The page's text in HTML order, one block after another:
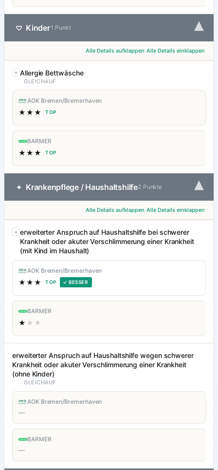
♡ Kinder1 Punkt ▾
Alle Details aufklappen Alle Details einklappen
Allergie Bettwäsche
GLEICHAUF
AOK Bremen/Bremerhaven
★★★ TOP
BARMER
★★★ TOP
✦ Krankenpflege / Haushaltshilfe2 Punkte ▾
Alle Details aufklappen Alle Details einklappen
erweiterter Anspruch auf Haushaltshilfe bei schwerer
Krankheit oder akuter Verschlimmerung einer Krankheit
(mit Kind im Haushalt)
AOK Bremen/Bremerhaven
★★★ TOP ✓ BESSER
BARMER
★ ★★
erweiterter Anspruch auf Haushaltshilfe wegen schwerer
Krankheit oder akuter Verschlimmerung einer Krankheit
(ohne Kinder)
GLEICHAUF
AOK Bremen/Bremerhaven
—
BARMER
—